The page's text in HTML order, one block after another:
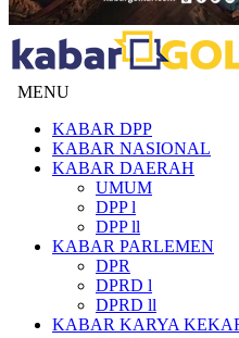
MENU
KABAR DPP
KABAR NASIONAL
KABAR DAERAH
UMUM
DPP l
DPP ll
KABAR PARLEMEN
DPR
DPRD l
DPRD ll
KABAR KARYA